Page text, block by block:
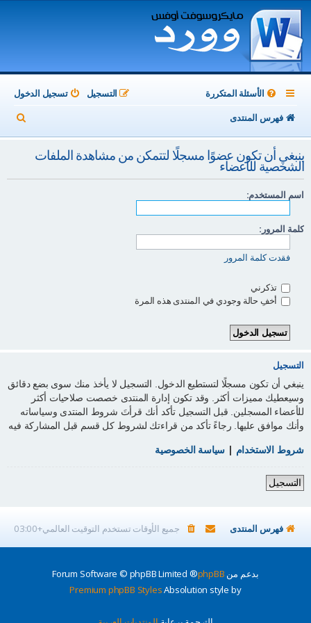
الأسئلة المتكررة تسجيل الدخول
التسجيل
فهرس المنتدى
ح
ينبغي أن تكون عضوًا مسجلًا لتتمكن من مشاهدة الملفات
الشخصية للأعضاء
اسم المستخدم:
كلمة المرور:
فقدت كلمة المرور
تذكرني
أخفِ حالة وجودي في المنتدى هذه المرة
التسجيل
ينبغي أن تكون مسجلًا لتستطيع الدخول. التسجيل لا يأخذ منك سوى بضع دقائق
وسيعطيك مميزات أكثر. وقد تكون إدارة المنتدى خصصت صلاحيات أكثر
للأعضاء المسجلين. قبل التسجيل تأكد أنك قرأتَ شروط المنتدى وسياساته
وأنك موافق عليها. رجاءً تأكد من قراءتك لشروط كل قسم قبل المشاركة فيه
شروط الاستخدام | سياسة الخصوصية
التسجيل
فهرس المنتدى جميع الأوقات تستخدم التوقيت العالمي+03:00
بدعم من phpBB
® Forum Software © phpBB Limited
Absolution style by
Premium phpBB Styles